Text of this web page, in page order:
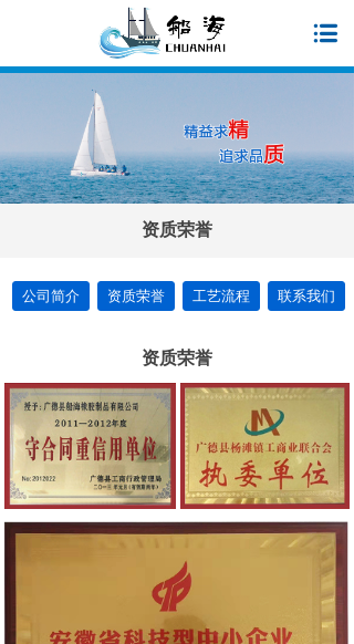
资质荣誉
公司简介 资质荣誉 工艺流程 联系我们
资质荣誉